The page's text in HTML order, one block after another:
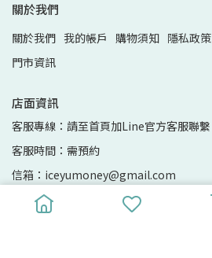
關於我們
關於我們 我的帳戶 購物須知 隱私政策
門市資訊
店面資訊
客服專線：請至首頁加Line官方客服聯繫
客服時間：需預約
信箱：iceyumoney@gmail.com
地址：基隆市安樂區基金三路131號